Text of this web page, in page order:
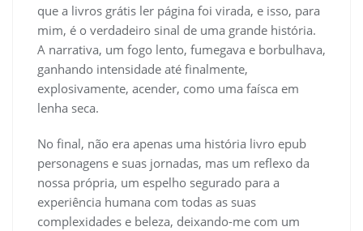
que a livros grátis ler página foi virada, e isso, para
mim, é o verdadeiro sinal de uma grande história.
A narrativa, um fogo lento, fumegava e borbulhava,
ganhando intensidade até finalmente,
explosivamente, acender, como uma faísca em
lenha seca.
No final, não era apenas uma história livro epub
personagens e suas jornadas, mas um reflexo da
nossa própria, um espelho segurado para a
experiência humana com todas as suas
complexidades e beleza, deixando-me com um